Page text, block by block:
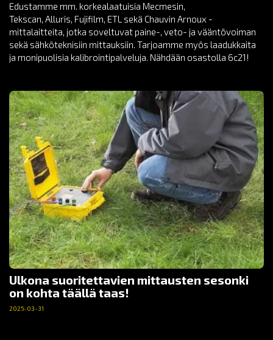
Edustamme mm. korkealaatuisia Mecmesin,
Tekscan, Alluris, Fujifilm, ETL sekä Chauvin Arnoux -
mittalaitteita, jotka soveltuvat paine-, veto- ja vääntövoiman
sekä sähköteknisiin mittauksiin. Tarjoamme myös laadukkaita
ja monipuolisia kalibrointipalveluja. Nähdään osastolla 6c21!
Ulkona suoritettavien mittausten sesonki
on kohta täällä taas!
2025-03-31